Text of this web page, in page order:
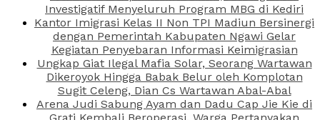
Investigatif Menyeluruh Program MBG di Kediri
Kantor Imigrasi Kelas II Non TPI Madiun Bersinergi
dengan Pemerintah Kabupaten Ngawi Gelar
Kegiatan Penyebaran Informasi Keimigrasian
Ungkap Giat Ilegal Mafia Solar, Seorang Wartawan
Dikeroyok Hingga Babak Belur oleh Komplotan
Sugit Celeng, Dian Cs Wartawan Abal-Abal
Arena Judi Sabung Ayam dan Dadu Cap Jie Kie di